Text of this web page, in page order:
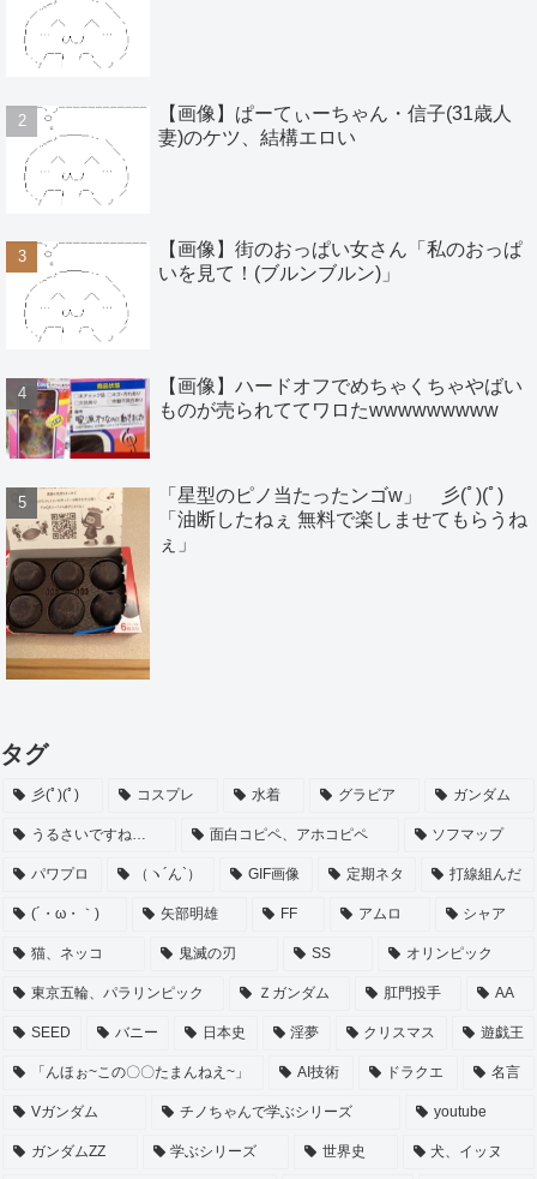
【画像】ぱーてぃーちゃん・信子(31歳人
妻)のケツ、結構エロい
【画像】街のおっぱい女さん「私のおっぱ
いを見て！(ブルンブルン)」
【画像】ハードオフでめちゃくちゃやばい
ものが売られててワロたwwwwwwwww
「星型のピノ当たったンゴw」 彡(ﾟ)(ﾟ)
「油断したねぇ 無料で楽しませてもらうね
ぇ」
タグ
彡(ﾟ)(ﾟ) コスプレ 水着 グラビア ガンダム
うるさいですね… 面白コピペ、アホコピペ ソフマップ
パワプロ （ヽ´ん`） GIF画像 定期ネタ 打線組んだ
(´・ω・｀) 矢部明雄 FF アムロ シャア
猫、ネッコ 鬼滅の刃 SS オリンピック
東京五輪、パラリンピック Ｚガンダム 肛門投手 AA
SEED バニー 日本史 淫夢 クリスマス 遊戯王
「んほぉ~この〇〇たまんねえ~」 AI技術 ドラクエ 名言
Vガンダム チノちゃんで学ぶシリーズ youtube
ガンダムZZ 学ぶシリーズ 世界史 犬、イッヌ